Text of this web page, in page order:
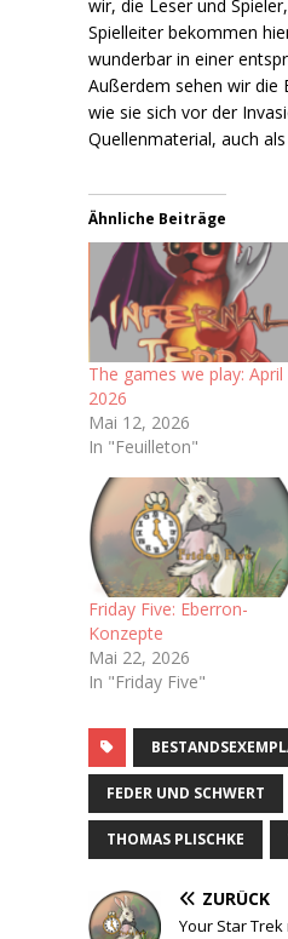
wir, die Leser und
Spielleiter bekommen
wunderbar in einer
Außerdem sehen wir die
wie sie sich vor der
Quellenmaterial, auch
Ähnliche Beiträge
The games we play: April
2026
Mai 12, 2026
In "Feuilleton"
Friday Five: Eberron-
Konzepte
Mai 22, 2026
In "Friday Five"
FEDER UND SCHWERT
THOMAS PLISCHKE
ZURÜCK
Your Star